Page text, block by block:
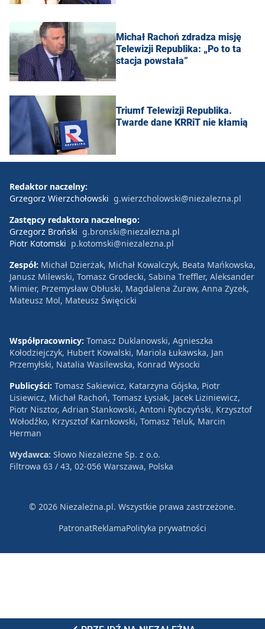
Michał Rachoń zdradza misję
Telewizji Republika: „Po to ta
stacja powstała”
Triumf Telewizji Republika.
Twarde dane KRRiT nie kłamią
Redaktor naczelny:
Grzegorz Wierzchołowski g.wierzcholowski@niezalezna.pl
Zastępcy redaktora naczelnego:
Grzegorz Broński g.bronski@niezalezna.pl
Piotr Kotomski p.kotomski@niezalezna.pl
Zespół: Michał Dzierżak, Michał Kowalczyk, Beata Mańkowska,
Janusz Milewski, Tomasz Grodecki, Sabina Treffler, Aleksander
Mimier, Przemysław Obłuski, Magdalena Żuraw, Anna Zyzek,
Mateusz Mol, Mateusz Święcicki
Współpracownicy: Tomasz Duklanowski, Agnieszka
Kołodziejczyk, Hubert Kowalski, Mariola Łukawska, Jan
Przemyłski, Natalia Wasilewska, Konrad Wysocki
Publicyści: Tomasz Sakiewicz, Katarzyna Gójska, Piotr
Lisiewicz, Michał Rachoń, Tomasz Łysiak, Jacek Liziniewicz,
Piotr Nisztor, Adrian Stankowski, Antoni Rybczyński, Krzysztof
Wołodźko, Krzysztof Karnkowski, Tomasz Teluk, Marcin
Herman
Wydawca: Słowo Niezależne Sp. z o.o.
Filtrowa 63 / 43, 02-056 Warszawa, Polska
© 2026 Niezależna.pl. Wszystkie prawa zastrzeżone.
PatronatReklamaPolityka prywatności